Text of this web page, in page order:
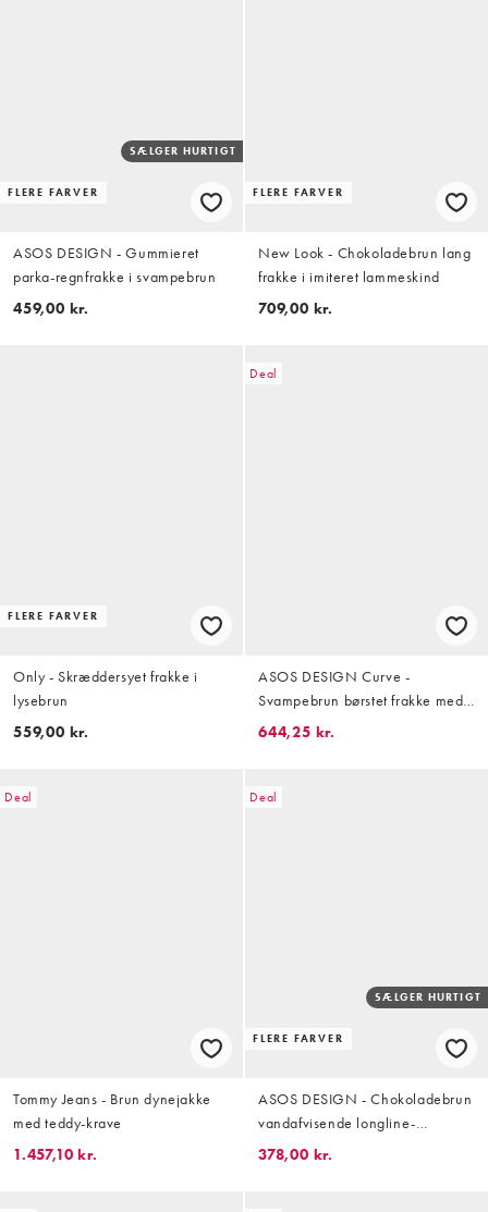
FLERE FARVER
SÆLGER HURTIGT
ASOS DESIGN - Gummieret
parka-regnfrakke i svampebrun
459,00 kr.
FLERE FARVER
New Look - Chokoladebrun lang
frakke i imiteret lammeskind
709,00 kr.
FLERE FARVER
Only - Skræddersyet frakke i
lysebrun
559,00 kr.
Deal
ASOS DESIGN Curve -
Svampebrun børstet frakke med
kuppelærmer og smalt bælte
644,25 kr.
Deal
Tommy Jeans - Brun dynejakke
med teddy-krave
1.457,10 kr.
Deal
FLERE FARVER
SÆLGER HURTIGT
ASOS DESIGN - Chokoladebrun
vandafvisende longline-
trenchcoat
378,00 kr.